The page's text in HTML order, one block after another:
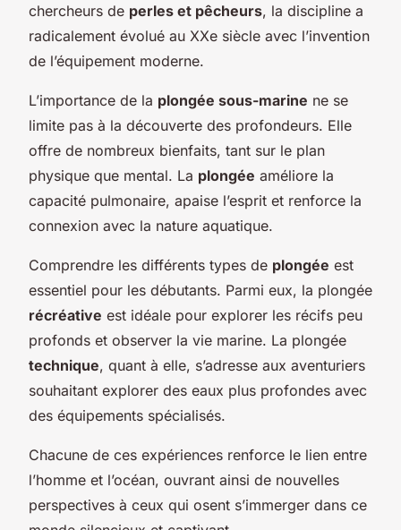
chercheurs de perles et pêcheurs, la discipline a
radicalement évolué au XXe siècle avec l’invention
de l’équipement moderne.
L’importance de la plongée sous-marine ne se
limite pas à la découverte des profondeurs. Elle
offre de nombreux bienfaits, tant sur le plan
physique que mental. La plongée améliore la
capacité pulmonaire, apaise l’esprit et renforce la
connexion avec la nature aquatique.
Comprendre les différents types de plongée est
essentiel pour les débutants. Parmi eux, la plongée
récréative est idéale pour explorer les récifs peu
profonds et observer la vie marine. La plongée
technique, quant à elle, s’adresse aux aventuriers
souhaitant explorer des eaux plus profondes avec
des équipements spécialisés.
Chacune de ces expériences renforce le lien entre
l’homme et l’océan, ouvrant ainsi de nouvelles
perspectives à ceux qui osent s’immerger dans ce